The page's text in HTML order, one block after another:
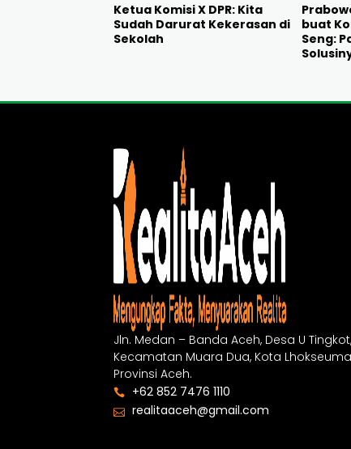
Ketua Komisi X DPR: Kita
Sudah Darurat Kekerasan di
Sekolah
buat
Seng:
Jln. Medan – Banda Aceh, Desa U Tingkot,
Kecamatan Muara Dua, Kota
Provinsi Aceh.
+62 852 7476 1110
realitaaceh@gmail.com